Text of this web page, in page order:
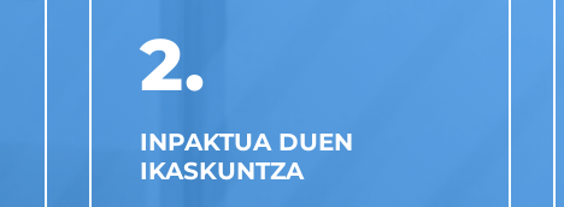
2.
INPAKTUA DUEN
IKASKUNTZA